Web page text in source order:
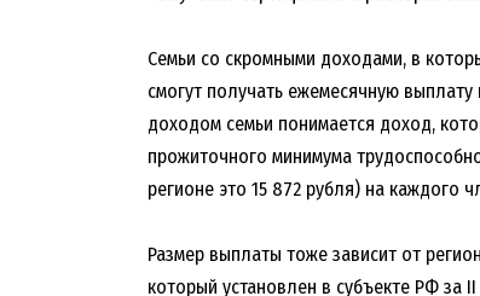
Семьи со скромными доходами, в
смогут получать ежемесячную
доходом семьи понимается доход,
прожиточного минимума
регионе это 15 872 рубля) на каждого
Размер выплаты тоже зависит от
который установлен в субъекте РФ за